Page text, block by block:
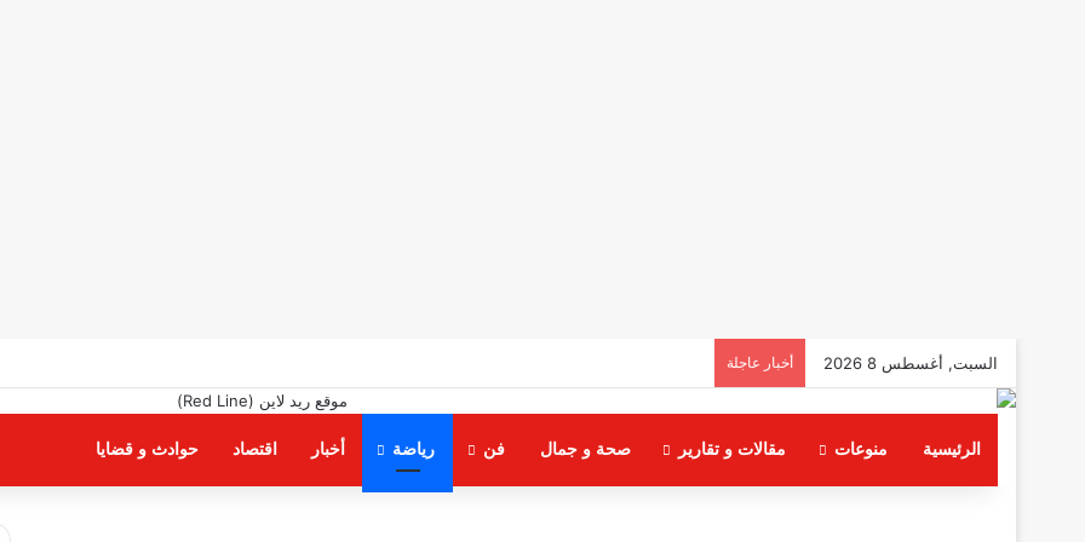
السبت, أغسطس 8 2026 أخبار عاجلة
الرئيسية منوعات مقالات و تقارير صحة و جمال فن رياضة أخبار اقتصاد حوادث و قضايا